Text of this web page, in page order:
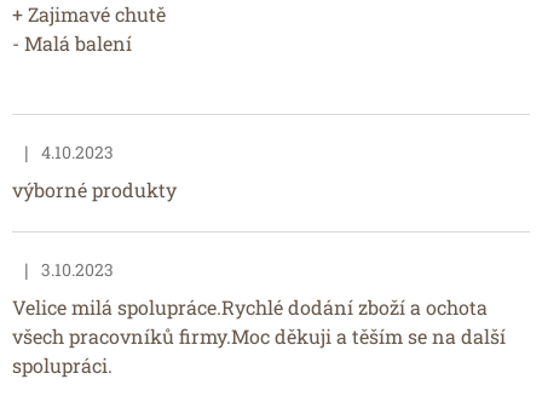
+ Zajimavé chutě
- Malá balení
Hodnocení obchodu je 5 z 5 hvězdiček.
| 4.10.2023
výborné produkty
Hodnocení obchodu je 5 z 5 hvězdiček.
| 3.10.2023
Velice milá spolupráce.Rychlé dodání zboží a ochota
všech pracovníků firmy.Moc děkuji a těším se na další
spolupráci.